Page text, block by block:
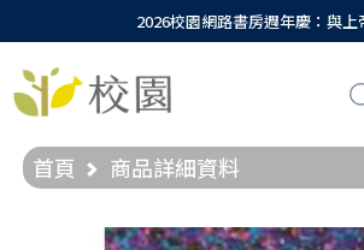
2026校園網路書房週年慶：與上
首頁 商品詳細資料